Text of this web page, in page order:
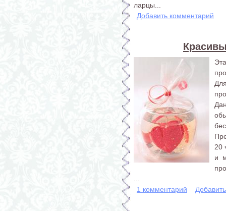
ларцы...
Добавить комментарий
20
и
1 комментарий